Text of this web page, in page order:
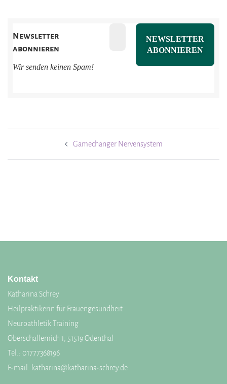
Newsletter
abonnieren
Wir senden keinen Spam!
Gamechanger Nervensystem
Kontakt
Katharina Schrey
Heilpraktikerin für Frauengesundheit
Neuroathletik Training
Oberschallemich 1, 51519 Odenthal
Tel.: 01777368196
E-mail: katharina@katharina-schrey.de